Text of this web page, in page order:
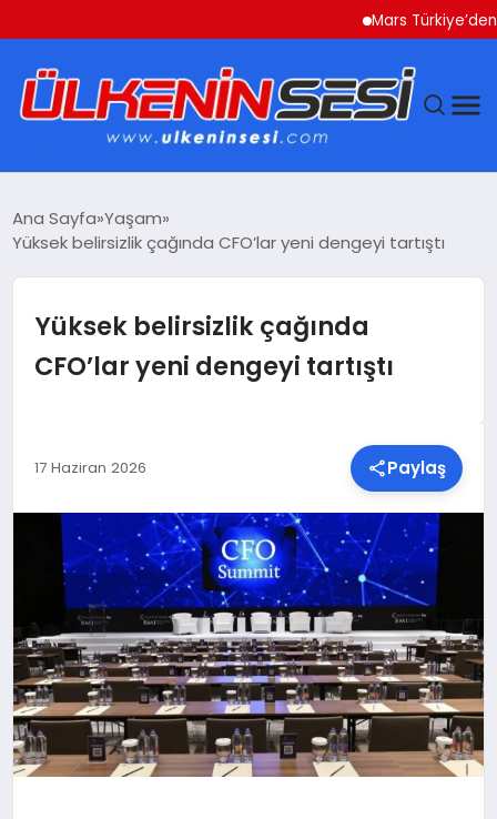
Mars Türkiye’den
GÜNDEM
MAGAZIN
SPOR
TEKNOLOJI
YAŞAM
MALATYA HABERLERI
Ana Sayfa Yaşam
Yüksek belirsizlik çağında CFO’lar yeni dengeyi tartıştı
Yüksek belirsizlik çağında
CFO’lar yeni dengeyi tartıştı
17 Haziran 2026 Paylaş